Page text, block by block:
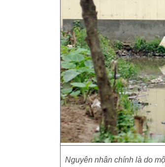
Nguyên nhân chính là do